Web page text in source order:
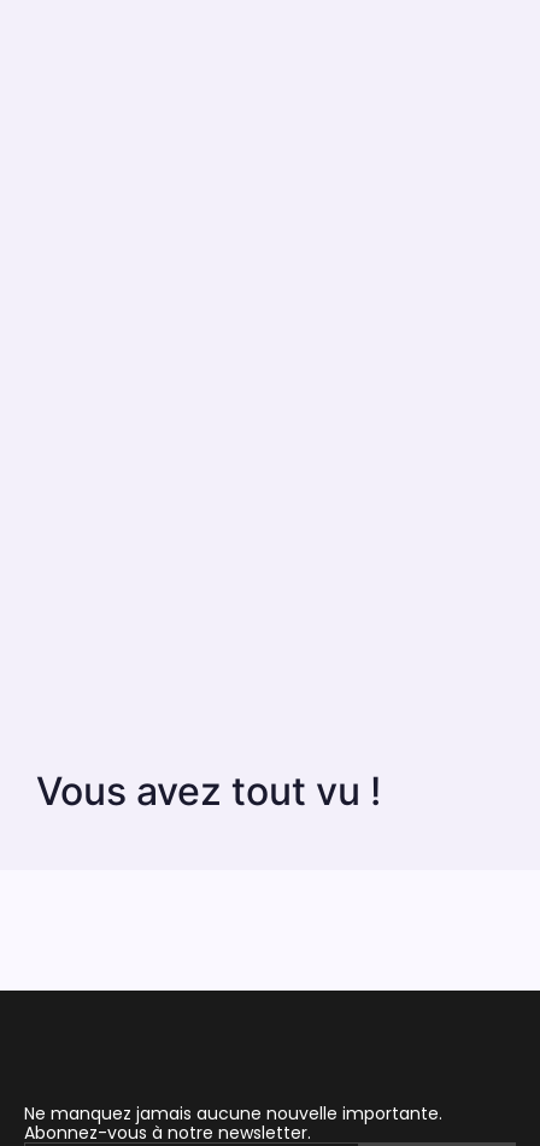
Vous avez tout vu !
Ne manquez jamais aucune nouvelle importante.
Abonnez-vous à notre newsletter.